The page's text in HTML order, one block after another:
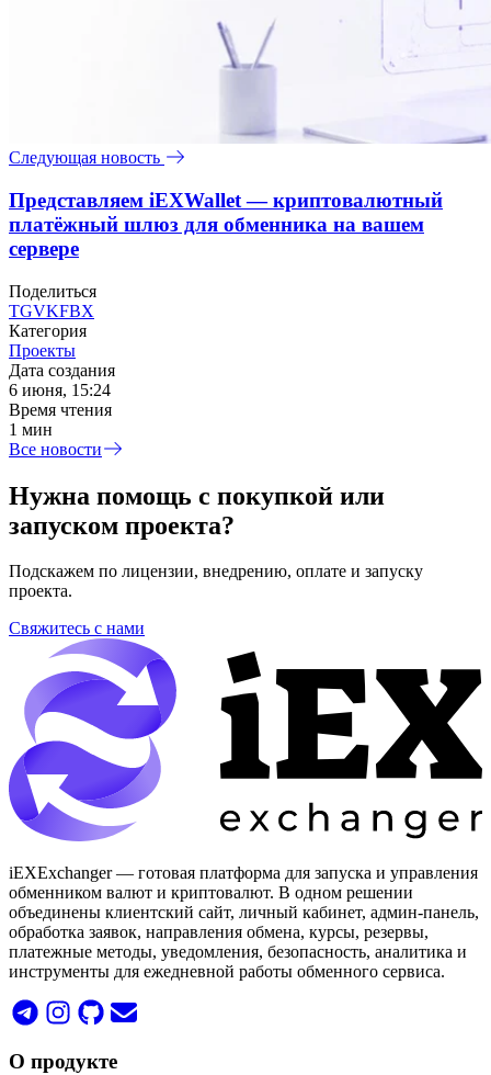
Следующая новость
Представляем iEXWallet — криптовалютный
платёжный шлюз для обменника на вашем
сервере
Поделиться
TGVKFBX
Категория
Проекты
Дата создания
6 июня, 15:24
Время чтения
1 мин
Все новости
Нужна помощь с покупкой или
запуском проекта?
Подскажем по лицензии, внедрению, оплате и запуску
проекта.
Свяжитесь с нами
iEXExchanger — готовая платформа для запуска и управления
обменником валют и криптовалют. В одном решении
объединены клиентский сайт, личный кабинет, админ-панель,
обработка заявок, направления обмена, курсы, резервы,
платежные методы, уведомления, безопасность, аналитика и
инструменты для ежедневной работы обменного сервиса.
О продукте